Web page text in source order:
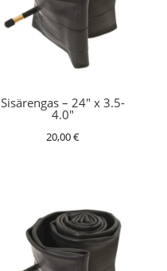
Sisärengas – 24″ x 3.5-
4.0″
20,00€